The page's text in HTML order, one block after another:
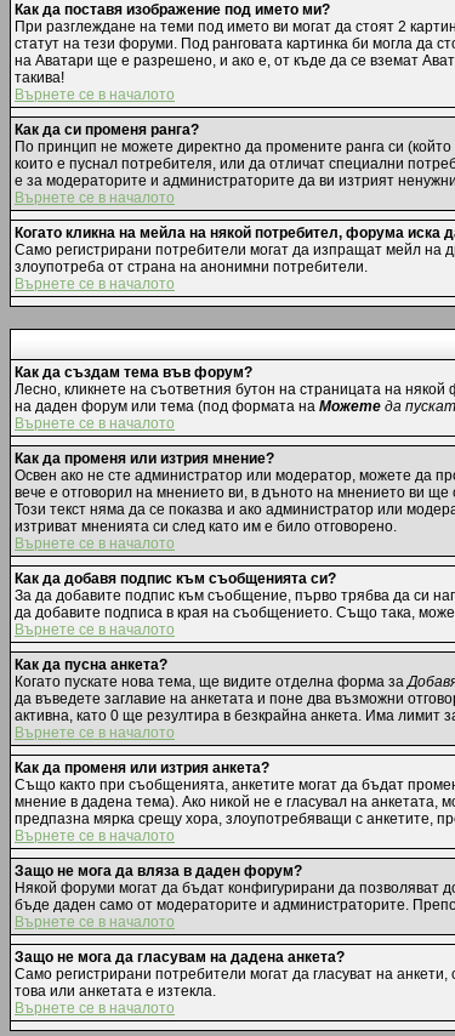
Как да поставя изображение под името ми?
При разглеждане на теми под името ви могат да стоят 2
статут на тези форуми. Под ранговата картинка би могла да
на Аватари ще е разрешено, и ако е, от къде да се вземат
такива!
Върнете се в началото
Как да си променя ранга?
По принцип не можете директно да промените ранга си
които е пуснал потребителя, или да отличат специални
е за модераторите и администраторите да ви изтрият
Върнете се в началото
Когато кликна на мейла на някой потребител, форума иска
Само регистрирани потребители могат да изпращат мейл на
злоупотреба от страна на анонимни потребители.
Върнете се в началото
Как да създам тема във форум?
Лесно, кликнете на съответния бутон на страницата на
на даден форум или тема (под формата на Можете да
Върнете се в началото
Как да променя или изтрия мнение?
Освен ако не сте администратор или модератор, можете да
вече е отговорил на мнението ви, в дъното на мнението ви ще
Този текст няма да се показва и ако администратор или
изтриват мненията си след като им е било отговорено.
Върнете се в началото
Как да добавя подпис към съобщенията си?
За да добавите подпис към съобщение, първо трябва да си
да добавите подписа в края на съобщението. Също така,
Върнете се в началото
Как да пусна анкета?
Когато пускате нова тема, ще видите отделна форма за
да въведете заглавие на анкетата и поне два възможни
активна, като 0 ще резултира в безкрайна анкета. Има лимит
Върнете се в началото
Как да променя или изтрия анкета?
Също както при съобщенията, анкетите могат да бъдат
мнение в дадена тема). Ако никой не е гласувал на анкетата,
предпазна мярка срещу хора, злоупотребяващи с анкетите,
Върнете се в началото
Защо не мога да вляза в даден форум?
Някой форуми могат да бъдат конфигурирани да позволяват
бъде даден само от модераторите и администраторите.
Върнете се в началото
Защо не мога да гласувам на дадена анкета?
Само регистрирани потребители могат да гласуват на
това или анкетата е изтекла.
Върнете се в началото